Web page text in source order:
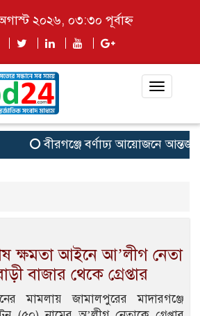
২০২৬, ০৩:৩০ পূর্বাহ্ন
Toggle
বীরগঞ্জে বর্ণাঢ্য আয়োজনে
ক্ষমতা আইনে আ’লীগ নেতা
বাজার থেকে গ্রেপ্তার
মামলায় জামালপুরের মাদারগঞ্জে